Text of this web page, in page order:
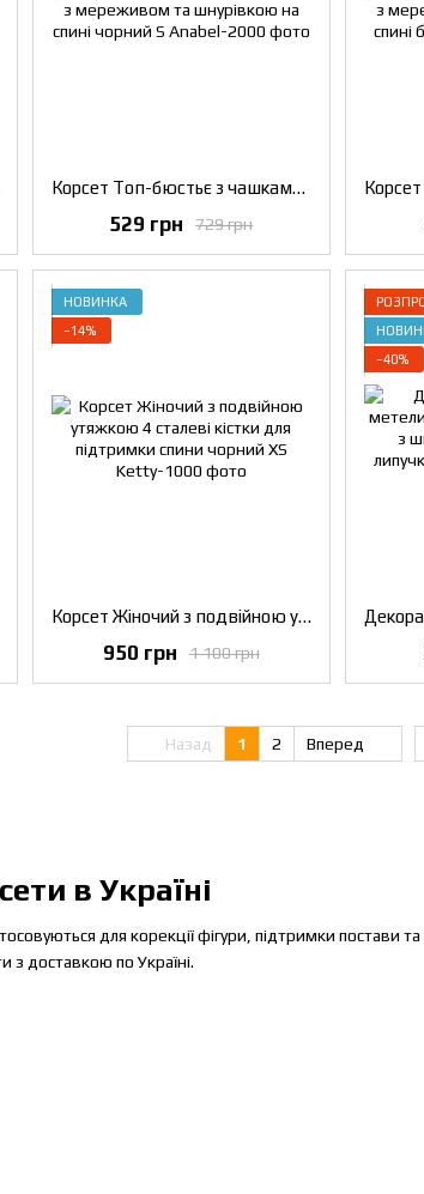
в Україні
для корекції фігури, підтримки постави
з доставкою по Україні.
Корсет Топ-бюстьє з чашками з мереживом та шнурівкою на спині чорний S
729 грн
529 грн
НОВИНКА
−14%
Корсет Жіночий з подвійною утяжкою 4 сталеві кістки для підтримки спини чорний XS
1 100 грн
950 грн
−40%
Назад 1 2 Вперед